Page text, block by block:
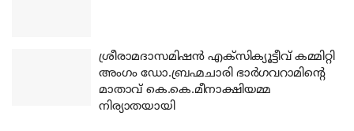
ശ്രീരാമദാസമിഷന്‍ എക്‌സിക്യൂട്ടീവ് കമ്മിറ്റി
അംഗം ഡോ.ബ്രഹ്മചാരി ഭാര്‍ഗവറാമിന്റെ
മാതാവ് കെ.കെ.മീനാക്ഷിയമ്മ
നിര്യാതയായി